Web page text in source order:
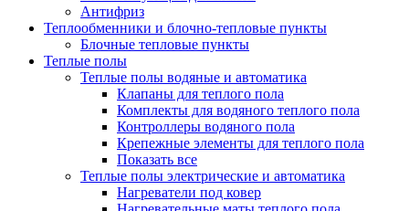
Антифриз
Теплообменники и блочно-тепловые пункты
Блочные тепловые пункты
Теплые полы
Теплые полы водяные и автоматика
Клапаны для теплого пола
Комплекты для водяного теплого пола
Контроллеры водяного пола
Крепежные элементы для теплого пола
Показать все
Теплые полы электрические и автоматика
Нагреватели под ковер